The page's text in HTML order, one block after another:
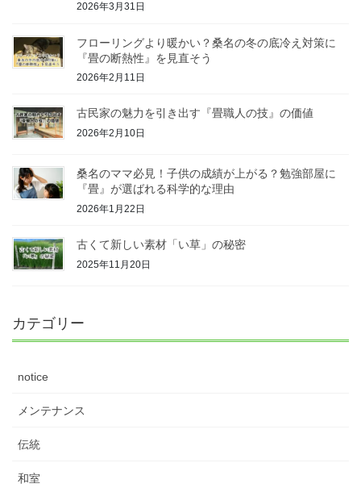
2026年3月31日
フローリングより暖かい？桑名の冬の底冷え対策に
『畳の断熱性』を見直そう
2026年2月11日
古民家の魅力を引き出す『畳職人の技』の価値
2026年2月10日
桑名のママ必見！子供の成績が上がる？勉強部屋に
『畳』が選ばれる科学的な理由
2026年1月22日
古くて新しい素材「い草」の秘密
2025年11月20日
カテゴリー
notice
メンテナンス
伝統
和室